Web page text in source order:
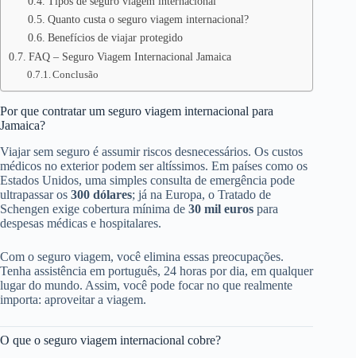
Quanto custa o seguro viagem internacional?
Benefícios de viajar protegido
FAQ – Seguro Viagem Internacional Jamaica
Conclusão
Por que contratar um seguro viagem internacional para
Jamaica?
Viajar sem seguro é assumir riscos desnecessários. Os custos
médicos no exterior podem ser altíssimos. Em países como os
Estados Unidos, uma simples consulta de emergência pode
ultrapassar os 300 dólares; já na Europa, o Tratado de
Schengen exige cobertura mínima de 30 mil euros para
despesas médicas e hospitalares.
Com o seguro viagem, você elimina essas preocupações.
Tenha assistência em português, 24 horas por dia, em qualquer
lugar do mundo. Assim, você pode focar no que realmente
importa: aproveitar a viagem.
O que o seguro viagem internacional cobre?